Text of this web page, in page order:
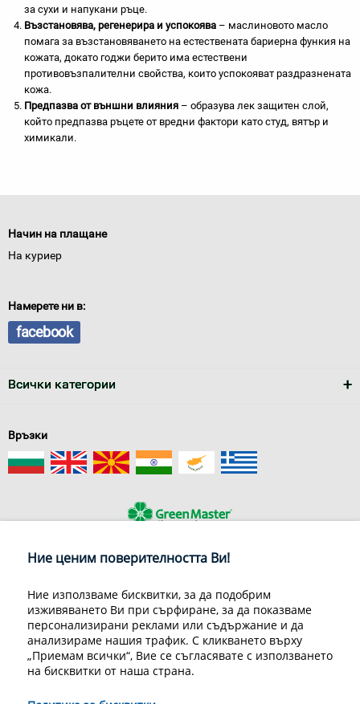
за сухи и напукани ръце.
Възстановява, регенерира и успокоява – маслиновото масло
помага за възстановяването на естествената бариерна функия на
кожата, докато годжи берито има естествени
противовъзпалителни свойства, които успокояват раздразнената
кожа.
Предпазва от външни влияния – образува лек защитен слой,
който предпазва ръцете от вредни фактори като студ, вятър и
химикали.
Начин на плащане
На куриер
Намерете ни в:
facebook
Всички категории
Връзки
За нас
Условия за доставка
Декларация за личните данни
Често задавани въпроси
Контакти
Грийн Мастър Груп ООД, 1309 София, ул. Пиротска 151, Телефон:
070070220
© 1998-2020 Green Master Group Ltd, All rights reserved.
Ние ценим поверителността Ви!
Ние използваме бисквитки, за да подобрим
изживяването Ви при сърфиране, за да показваме
персонализирани реклами или съдържание и да
анализираме нашия трафик. С кликването върху
„Приемам всички“, Вие се съгласявате с използването
на бисквитки от наша страна.